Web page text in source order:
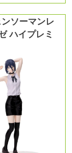
ソーマンレ
ハイプレミ